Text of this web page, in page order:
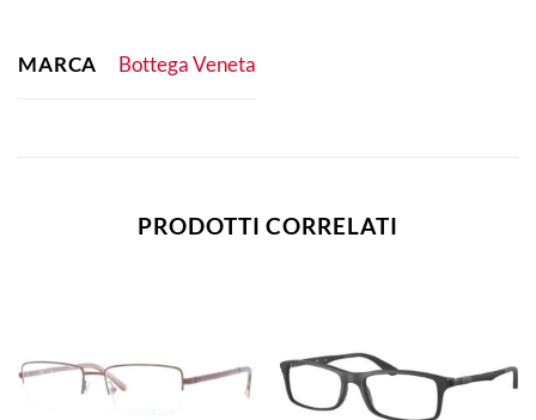
MARCA Bottega Veneta
PRODOTTI CORRELATI